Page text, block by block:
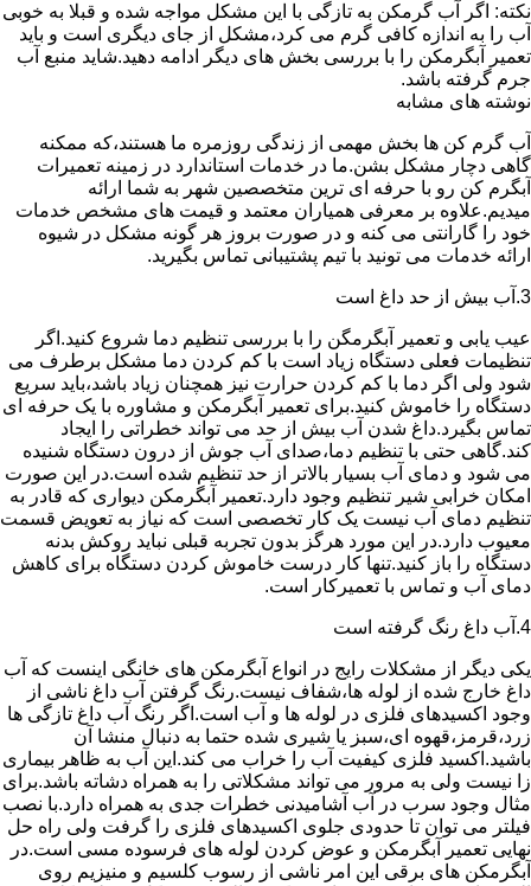
نکته: اگر آب گرمکن به تازگی با این مشکل مواجه شده و قبلا به خوبی
آب را به اندازه کافی گرم می کرد،مشکل از جای دیگری است و باید
تعمیر آبگرمکن را با بررسی بخش های دیگر ادامه دهید.شاید منبع آب
جرم گرفته باشد.
نوشته های مشابه
آب گرم کن ها بخش مهمی از زندگی روزمره ما هستند،که ممکنه
گاهی دچار مشکل بشن.ما در خدمات استاندارد در زمینه تعمیرات
آبگرم کن رو با حرفه ای ترین متخصصین شهر به شما ارائه
میدیم.علاوه بر معرفی همیاران معتمد و قیمت های مشخص خدمات
خود را گارانتی می کنه و در صورت بروز هر گونه مشکل در شیوه
ارائه خدمات می تونید با تیم پشتیبانی تماس بگیرید.
3.آب بیش از حد داغ است
عیب یابی و تعمیر آبگرمگن را با بررسی تنظیم دما شروع کنید.اگر
تنظیمات فعلی دستگاه زیاد است با کم کردن دما مشکل برطرف می
شود ولی اگر دما با کم کردن حرارت نیز همچنان زیاد باشد،باید سریع
دستگاه را خاموش کنید.برای تعمیر آبگرمکن و مشاوره با یک حرفه ای
تماس بگیرد.داغ شدن آب بیش از حد می تواند خطراتی را ایجاد
کند.گاهی حتی با تنظیم دما،صدای آب جوش از درون دستگاه شنیده
می شود و دمای آب بسیار بالاتر از حد تنظیم شده است.در این صورت
امکان خرابی شیر تنظیم وجود دارد.تعمیر آبگرمکن دیواری که قادر به
تنظیم دمای آب نیست یک کار تخصصی است که نیاز به تعویض قسمت
معیوب دارد.در این مورد هرگز بدون تجربه قبلی نباید روکش بدنه
دستگاه را باز کنید.تنها کار درست خاموش کردن دستگاه برای کاهش
دمای آب و تماس با تعمیرکار است.
4.آب داغ رنگ گرفته است
یکی دیگر از مشکلات رایج در انواع آبگرمکن های خانگی اینست که آب
داغ خارج شده از لوله ها،شفاف نیست.رنگ گرفتن آب داغ ناشی از
وجود اکسیدهای فلزی در لوله ها و آب است.اگر رنگ آب داغ تازگی ها
زرد،قرمز،قهوه ای،سبز یا شیری شده حتما به دنبال منشا آن
باشید.اکسید فلزی کیفیت آب را خراب می کند.این آب به ظاهر بیماری
زا نیست ولی به مرور می تواند مشکلاتی را به همراه دشاته باشد.برای
مثال وجود سرب در آب آشامیدنی خطرات جدی به همراه دارد.با نصب
فیلتر می توان تا حدودی جلوی اکسیدهای فلزی را گرفت ولی راه حل
نهایی تعمیر آبگرمکن و عوض کردن لوله های فرسوده مسی است.در
آبگرمکن های برقی این امر ناشی از رسوب کلسیم و منیزیم روی